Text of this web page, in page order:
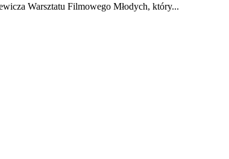
Warsztatu Filmowego Młodych, który...